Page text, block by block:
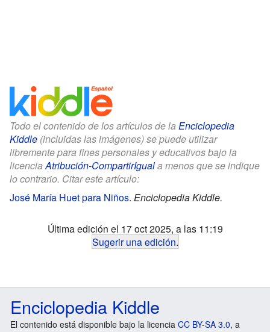
Todo el contenido de los artículos de la Enciclopedia
Kiddle (incluidas las imágenes) se puede utilizar
libremente para fines personales y educativos bajo la
licencia Atribución-CompartirIguala menos que se indique
lo contrario. Citar este artículo:
José María Huet para Niños. Enciclopedia Kiddle.
Última edición el 17 oct 2025, a las 11:19
Sugerir una edición.
Enciclopedia Kiddle
El contenido está disponible bajo la licencia CC BY-SA 3.0, a